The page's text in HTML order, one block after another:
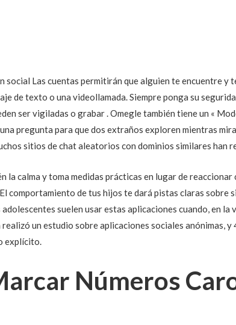
social Las cuentas permitirán que alguien te encuentre y
de texto o una videollamada. Siempre ponga su
ser vigiladas o grabar . Omegle también tiene un «
pregunta para que dos extraños exploren mientras
sitios de chat aleatorios con dominios similares han
calma y toma medidas prácticas en lugar de reaccionar
comportamiento de tus hijos te dará pistas claras sobre
suelen usar estas aplicaciones cuando, en la
un estudio sobre aplicaciones sociales anónimas, y
explícito.
Números